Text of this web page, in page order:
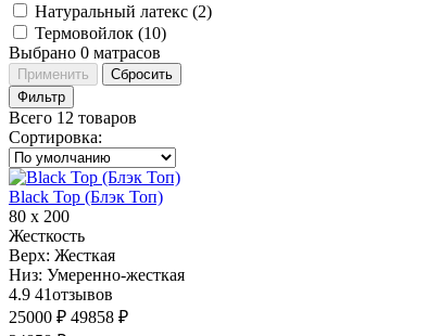
Натуральный латекс (2)
Термовойлок (10)
Выбрано 0 матрасов
Применить
Сбросить
Фильтр
Всего 12 товаров
Сортировка:
Black Top (Блэк Топ)
80 х 200
Жесткость
Верх: Жесткая
Низ: Умеренно-жесткая
4.9 41отзывов
25000 ₽ 49858 ₽